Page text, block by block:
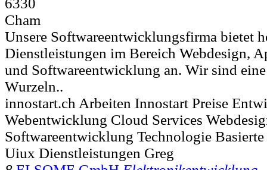
Cham
Unsere Softwareentwicklungsfirma bietet
Dienstleistungen im Bereich Webdesign,
und Softwareentwicklung an. Wir sind
Wurzeln..
innostart.ch Arbeiten Innostart Preise
Webentwicklung Cloud Services
Softwareentwicklung Technologie
Uiux Dienstleistungen Greg